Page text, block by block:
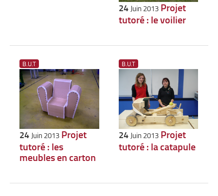
24Juin 2013 Projet
tutoré : le voilier
B.U.T
24 Juin 2013 Projet
tutoré : les
meubles en carton
B.U.T
24 Juin 2013 Projet
tutoré : la catapule